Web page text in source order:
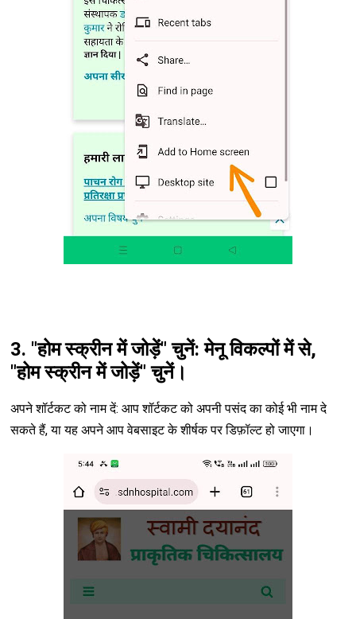
3. "होम स्क्रीन में जोड़ें" चुनें: मेनू विकल्पों में से,
"होम स्क्रीन में जोड़ें" चुनें।
अपने शॉर्टकट को नाम दें: आप शॉर्टकट को अपनी पसंद का कोई भी नाम दे
सकते हैं, या यह अपने आप वेबसाइट के शीर्षक पर डिफ़ॉल्ट हो जाएगा।